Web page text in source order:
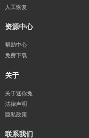
人工恢复
资源中心
帮助中心
免费下载
关于
关于迷你兔
法律声明
隐私政策
联系我们